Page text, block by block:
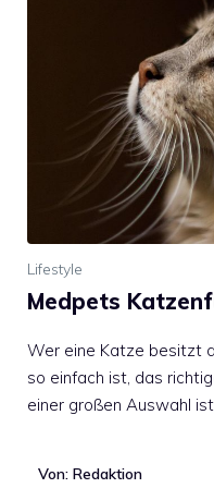
Lifestyle
Medpets
Wer eine Katze besitzt
so einfach ist, das
einer großen Auswahl
Von: Redaktion